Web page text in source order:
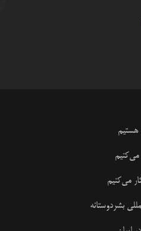
هستیم
می‌کنیم
بشردوستانه